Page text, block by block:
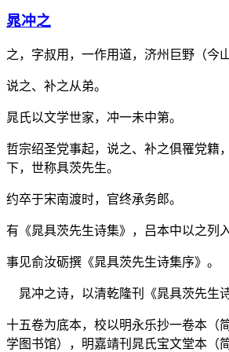
晁冲之
之，字叔用，一作用道，济州巨野（今
说之、补之从弟。
晁氏以文学世家，冲一未中第。
哲宗绍圣党事起，说之、补之俱罹党籍
下，世称具茨先生。
约卒于宋南渡时，官终承务郎。
有《晁具茨先生诗集》，吕本中以之列
事见俞汝砺撰《晁具茨先生诗集序》。
晁冲之诗，以清乾隆刊《晁具茨先生诗
十五卷为底本，校以明永乐抄一卷本（
学图书馆），明嘉靖刊晁氏宝文堂本（